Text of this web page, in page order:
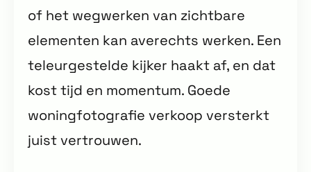
of het wegwerken van zichtbare
elementen kan averechts werken. Een
teleurgestelde kijker haakt af, en dat
kost tijd en momentum. Goede
woningfotografie verkoop versterkt
juist vertrouwen.